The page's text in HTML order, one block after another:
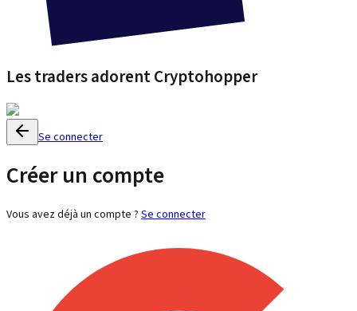
Les traders adorent Cryptohopper
Se connecter
Créer un compte
Vous avez déjà un compte ? Se connecter